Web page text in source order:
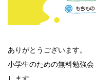
ありがとうございます。
小学生のための無料勉強